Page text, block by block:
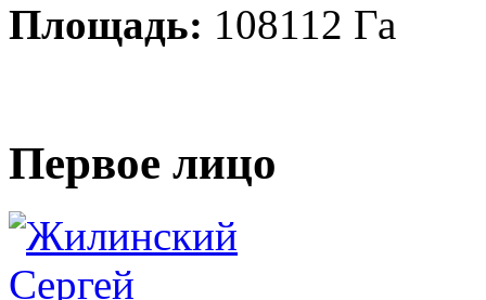
Площадь: 108112 Га
Первое лицо